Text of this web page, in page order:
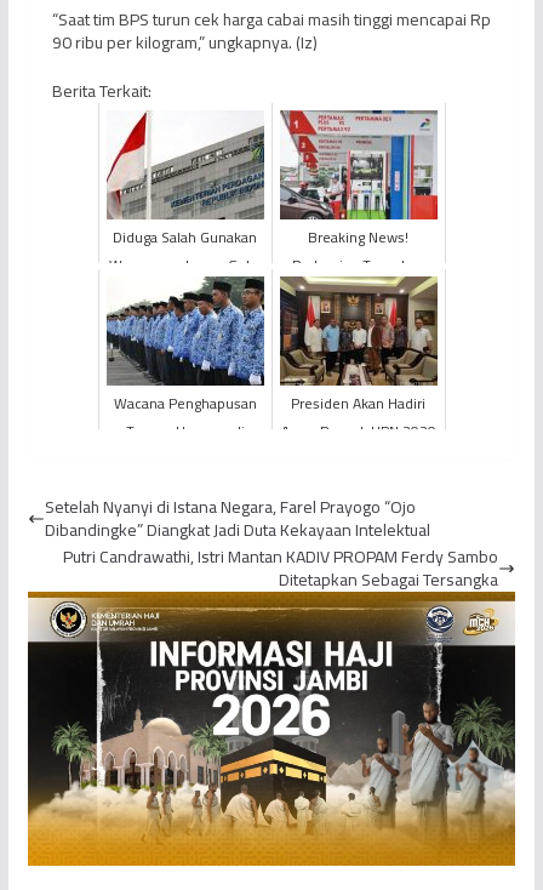
“Saat tim BPS turun cek harga cabai masih tinggi mencapai Rp
90 ribu per kilogram,” ungkapnya. (Iz)
Berita Terkait:
Diduga Salah Gunakan
Wewenang Impor Gula,
Kantor KEMENDAG RI
Digeledah
Breaking News!
Pertamina Turunkan
Harga BBM Non Subsidi
Per 1 Oktober 2022
Wacana Penghapusan
Tenaga Honorer di
Presiden Akan Hadiri
Acara Puncak HPN 2020
Setelah Nyanyi di Istana Negara, Farel Prayogo “Ojo
Dibandingke” Diangkat Jadi Duta Kekayaan Intelektual
Putri Candrawathi, Istri Mantan KADIV PROPAM Ferdy Sambo
Ditetapkan Sebagai Tersangka